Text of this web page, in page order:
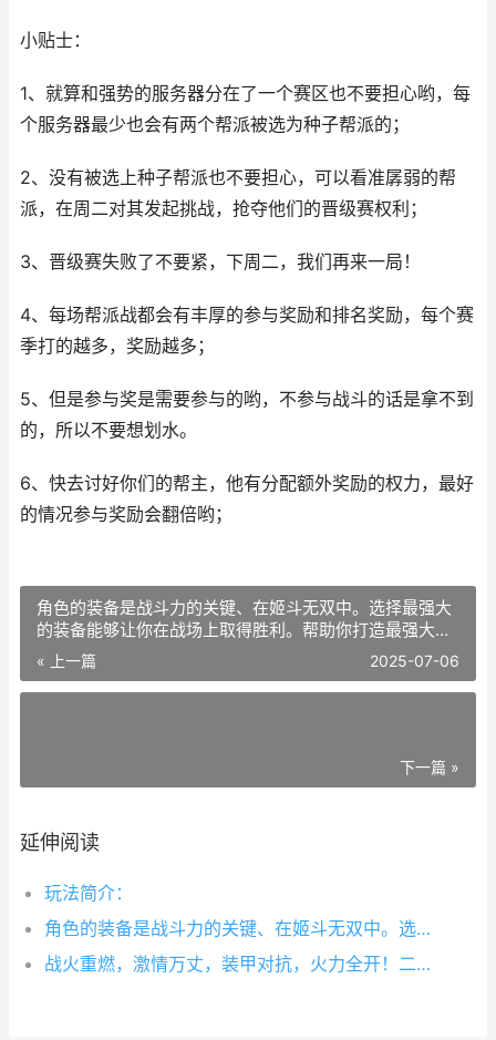
小贴士：
1、就算和强势的服务器分在了一个赛区也不要担心哟，每
个服务器最少也会有两个帮派被选为种子帮派的；
2、没有被选上种子帮派也不要担心，可以看准孱弱的帮
派，在周二对其发起挑战，抢夺他们的晋级赛权利；
3、晋级赛失败了不要紧，下周二，我们再来一局！
4、每场帮派战都会有丰厚的参与奖励和排名奖励，每个赛
季打的越多，奖励越多；
5、但是参与奖是需要参与的哟，不参与战斗的话是拿不到
的，所以不要想划水。
6、快去讨好你们的帮主，他有分配额外奖励的权力，最好
的情况参与奖励会翻倍哟；
角色的装备是战斗力的关键、在姬斗无双中。选择最强大
的装备能够让你在战场上取得胜利。帮助你打造最强大的
角色，本文将为你介绍姬斗无双中各角色的装备强度排行
榜！
« 上一篇 2025-07-06
下一篇 »
延伸阅读
玩法简介：
角色的装备是战斗力的关键、在姬斗无双中。选择最强大的装备能够让你在战场上取得胜利。帮助你打造最强大的角色，本文将为你介绍姬斗无双中各角色的装备强度排行榜！
战火重燃，激情万丈，装甲对抗，火力全开！二战背景坦克云集的首款微操战略手游《装甲使命》上演二战时期的峥嵘岁月。今天小编就来为指挥官介绍一下橙色坦克m103。希望本文对你有所帮助。